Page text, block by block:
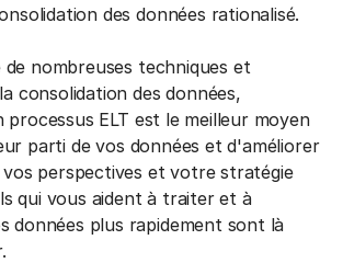
des données rationalisé.
de nombreuses techniques et
consolidation des données,
ELT est le meilleur moyen
parti de vos données et d'améliorer
perspectives et votre stratégie
qui vous aident à traiter et à
données plus rapidement sont là